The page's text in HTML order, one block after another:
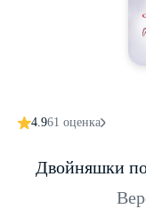
4.961 оценка
Двойняшки